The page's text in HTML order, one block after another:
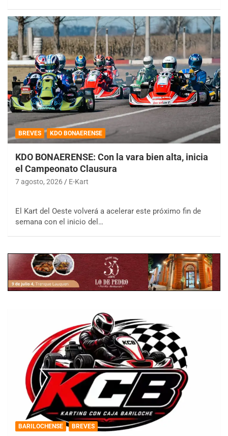
BREVES KDO BONAERENSE
KDO BONAERENSE: Con la vara bien alta, inicia
el Campeonato Clausura
7 agosto, 2026 E-Kart
El Kart del Oeste volverá a acelerar este próximo fin de
semana con el inicio del…
BARILOCHENSE BREVES